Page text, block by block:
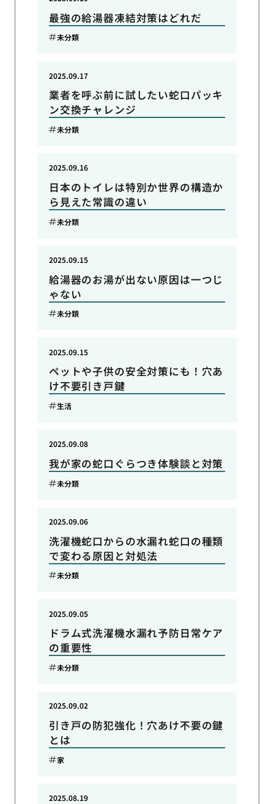
最強の給湯器凍結対策はどれだ
未分類
業者を呼ぶ前に試したい蛇口パッキ
ン交換チャレンジ
2025.09.17
未分類
日本のトイレは特別か世界の構造か
ら見えた常識の違い
2025.09.16
未分類
給湯器のお湯が出ない原因は一つじ
ゃない
2025.09.15
未分類
ペットや子供の安全対策にも！穴あ
け不要引き戸鍵
2025.09.15
生活
我が家の蛇口ぐらつき体験談と対策
2025.09.08
未分類
洗濯機蛇口からの水漏れ蛇口の種類
で変わる原因と対処法
2025.09.06
未分類
ドラム式洗濯機水漏れ予防日常ケア
の重要性
2025.09.05
未分類
引き戸の防犯強化！穴あけ不要の鍵
とは
2025.09.02
家
2025.08.19